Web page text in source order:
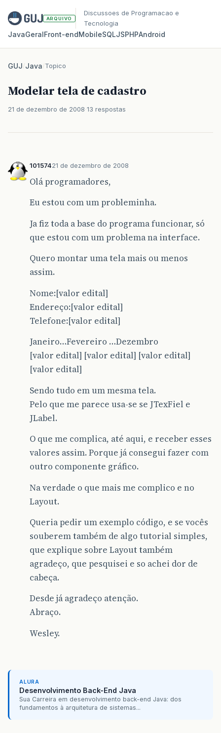
ARQUIVO
Discussoes de Programacao e
Tecnologia
JavaGeralFront‑endMobileSQLJSPHPAndroid
GUJ/Java/Topico
Modelar tela de cadastro
21 de dezembro de 2008 13 respostas
10157421 de dezembro de 2008
Olá programadores,
Eu estou com um probleminha.
Ja fiz toda a base do programa funcionar, só
que estou com um problema na interface.
Quero montar uma tela mais ou menos
assim.
Nome:[valor edital]
Endereço:[valor edital]
Telefone:[valor edital]
Janeiro…Fevereiro …Dezembro
[valor edital] [valor edital] [valor edital]
[valor edital]
Sendo tudo em um mesma tela.
Pelo que me parece usa-se se JTexFiel e
JLabel.
O que me complica, até aqui, e receber esses
valores assim. Porque já consegui fazer com
outro componente gráfico.
Na verdade o que mais me complico e no
Layout.
Queria pedir um exemplo código, e se vocês
souberem também de algo tutorial simples,
que explique sobre Layout também
agradeço, que pesquisei e so achei dor de
cabeça.
Desde já agradeço atenção.
Abraço.
Wesley.
ALURA
Desenvolvimento Back-End Java
Sua Carreira em desenvolvimento back-end Java: dos
fundamentos à arquitetura de sistemas...